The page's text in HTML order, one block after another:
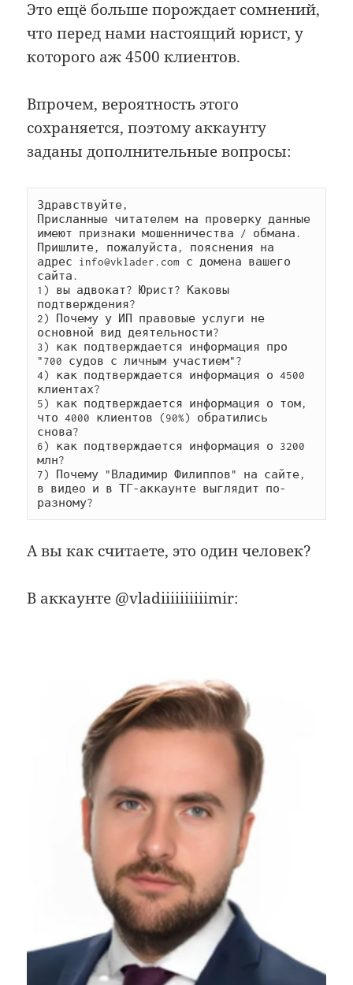
Это ещё больше порождает сомнений,
что перед нами настоящий юрист, у
которого аж 4500 клиентов.
Впрочем, вероятность этого
сохраняется, поэтому аккаунту
заданы дополнительные вопросы:
Здравствуйте,
Присланные читателем на проверку данные
имеют признаки мошенничества / обмана.
Пришлите, пожалуйста, пояснения на
адрес info@vklader.com с домена вашего
сайта.
1) вы адвокат? Юрист? Каковы
подтверждения?
2) Почему у ИП правовые услуги не
основной вид деятельности?
3) как подтверждается информация про
"700 судов с личным участием"?
4) как подтверждается информация о 4500
клиентах?
5) как подтверждается информация о том,
что 4000 клиентов (90%) обратились
снова?
6) как подтверждается информация о 3200
млн?
7) Почему "Владимир Филиппов" на сайте,
в видео и в ТГ-аккаунте выглядит по-
разному?
А вы как считаете, это один человек?
В аккаунте @vladiiiiiiiiiimir: